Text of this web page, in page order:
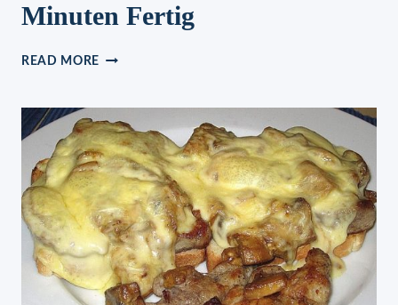
Minuten Fertig
READ MORE NUTELLA
MINUTEN
FERTIG